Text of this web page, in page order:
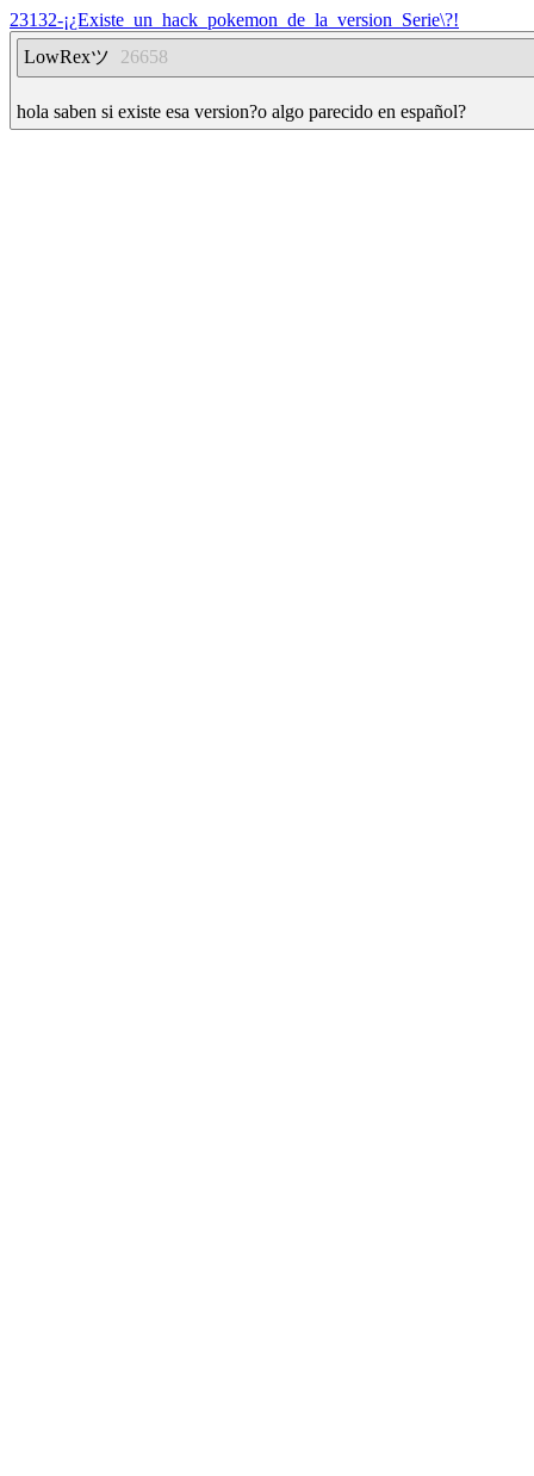
23132-¡¿Existe_un_hack_pokemon_de_la_version_Serie\?!
LowRexツ
26658
hola saben si existe esa version?o algo parecido en español?